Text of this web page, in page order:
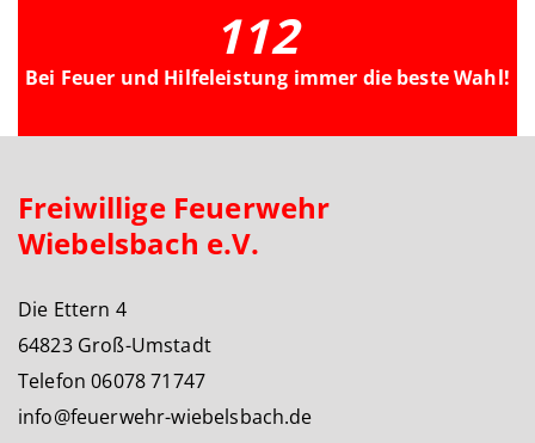
112
Bei Feuer und Hilfeleistung immer die beste Wahl!
Freiwillige Feuerwehr
Wiebelsbach e.V.
Die Ettern 4
64823 Groß-Umstadt
Telefon 06078 71747
info@feuerwehr-wiebelsbach.de